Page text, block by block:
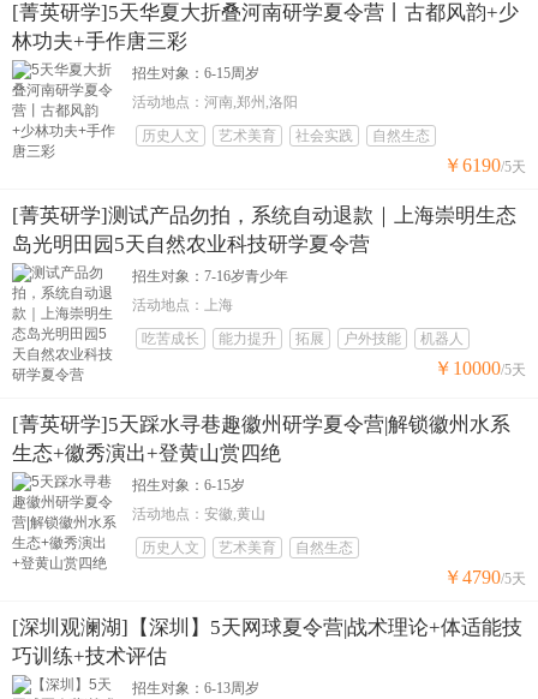
[菁英研学]5天华夏大折叠河南研学夏令营丨古都风韵+少
林功夫+手作唐三彩
招生对象：6-15周岁
活动地点：河南,郑州,洛阳
历史人文
艺术美育 社会实践 自然生态
￥6190/5天
[菁英研学]测试产品勿拍，系统自动退款｜上海崇明生态
岛光明田园5天自然农业科技研学夏令营
招生对象：7-16岁青少年
活动地点：上海
吃苦成长
能力提升 拓展 户外技能 机器人
￥10000/5天
[菁英研学]5天踩水寻巷趣徽州研学夏令营|解锁徽州水系
生态+徽秀演出+登黄山赏四绝
招生对象：6-15岁
活动地点：安徽,黄山
历史人文
艺术美育 自然生态
￥4790/5天
[深圳观澜湖]【深圳】5天网球夏令营|战术理论+体适能技
巧训练+技术评估
招生对象：6-13周岁